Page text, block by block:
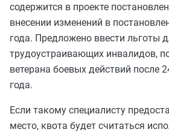
содержится в проекте
внесении изменений в
года. Предложено ввести льготы
трудоустраивающих инвалидов,
ветерана боевых действий после
года.
Если такому специалисту
место, квота будет считаться